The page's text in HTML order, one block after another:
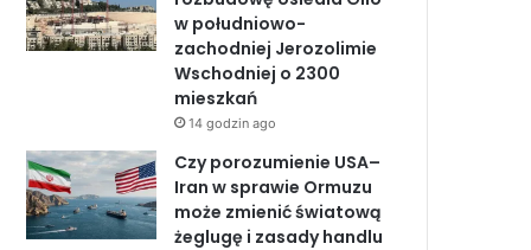
o
I
e
w południowo-
zachodniej Jerozolimie
Wschodniej o 2300
mieszkań
14 godzin ago
Czy porozumienie USA–
Iran w sprawie Ormuzu
może zmienić światową
żeglugę i zasady handlu